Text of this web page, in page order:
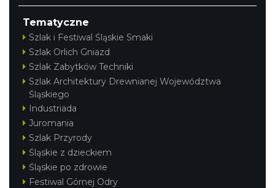
Tematyczne
Szlak i Festiwal Śląskie Smaki
Szlak Orlich Gniazd
Szlak Zabytków Techniki
Szlak Architektury Drewnianej Województwa
Śląskiego
Industriada
Juromania
Szlak Przyrody
Śląskie z dzieckiem
Śląskie po zdrowie
Festiwal Górnej Odry